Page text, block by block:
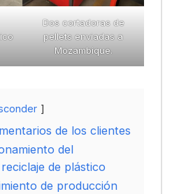
Dos cortadoras de
pellets enviadas a
Mozambique.
de los clientes
del
de plástico
de producción